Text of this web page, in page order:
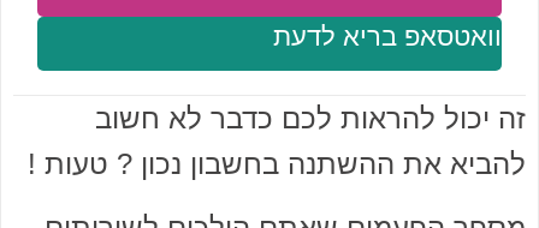
וואטסאפ בריא לדעת
זה יכול להראות לכם כדבר לא חשוב
להביא את ההשתנה בחשבון נכון ? טעות !